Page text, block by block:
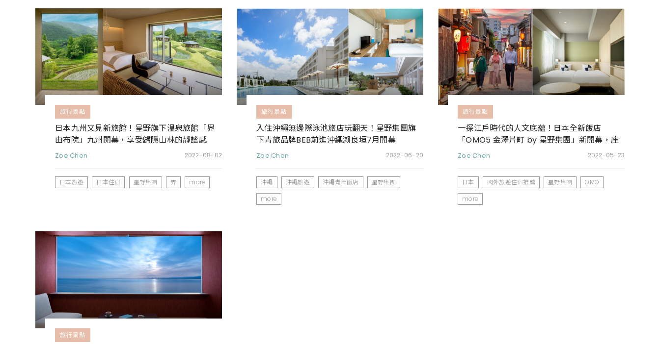
旅行景點
日本九州又見新旅館！星野旗下溫泉旅館「界
由布院」九州開幕，享受歸隱山林的靜謐感
Zoe Chen 2022-08-02
日本旅遊 日本住宿 星野集團 界 more
旅行景點
入住沖繩無邊際泳池旅店玩翻天！星野集團旗
下青旅品牌BEB前進沖繩瀨良垣7月開幕
Zoe Chen 2022-06-20
沖繩 沖繩旅遊 沖繩青年飯店
星野集團
more
旅行景點
一探江戶時代的人文底蘊！日本全新飯店
「OMO5 金澤片町 by 星野集團」新開幕，座
落美食之都石川縣金澤市
Zoe Chen 2022-05-23
日本 國外旅遊住宿推薦 星野集團
OMO
more
旅行景點